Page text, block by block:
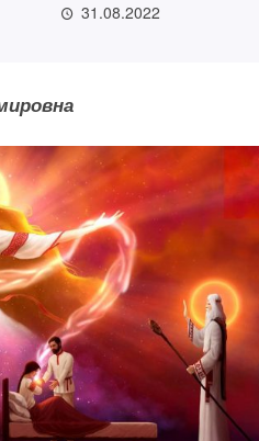
31.08.2022